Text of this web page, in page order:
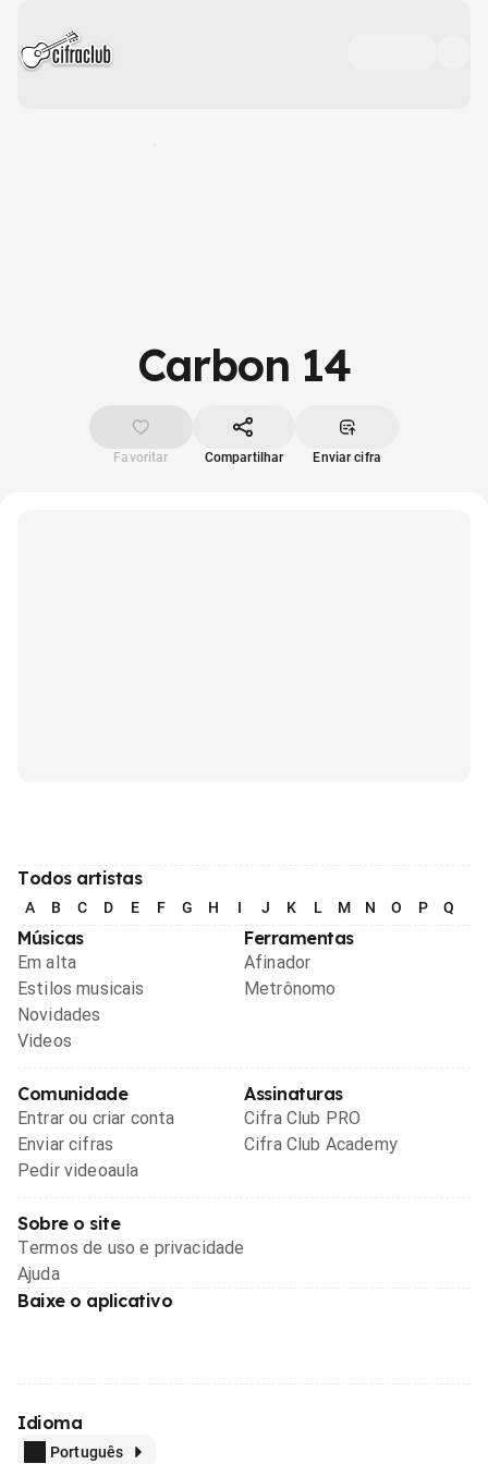
Carbon 14
Favoritar Compartilhar Enviar cifra
Todos artistas
A B C D E F G H I J K L M N O P Q
Músicas
Em alta
Estilos musicais
Novidades
Videos
Ferramentas
Afinador
Metrônomo
Comunidade
Entrar ou criar conta
Enviar cifras
Pedir videoaula
Assinaturas
Cifra Club PRO
Cifra Club Academy
Sobre o site
Termos de uso e privacidade
Ajuda
Baixe o aplicativo
Idioma
Português